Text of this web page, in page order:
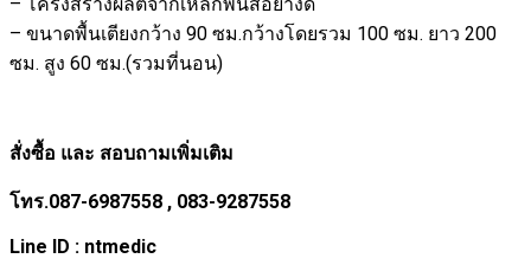
– ขนาดพื้นเตียงกว้าง 90 ซม.กว้างโดยรวม 100 ซม. ยาว 200
ซม. สูง 60 ซม.(รวมที่นอน)
สั่งซื้อ และ สอบถามเพิ่มเติม
โทร.087-6987558 , 083-9287558
Line ID : ntmedic